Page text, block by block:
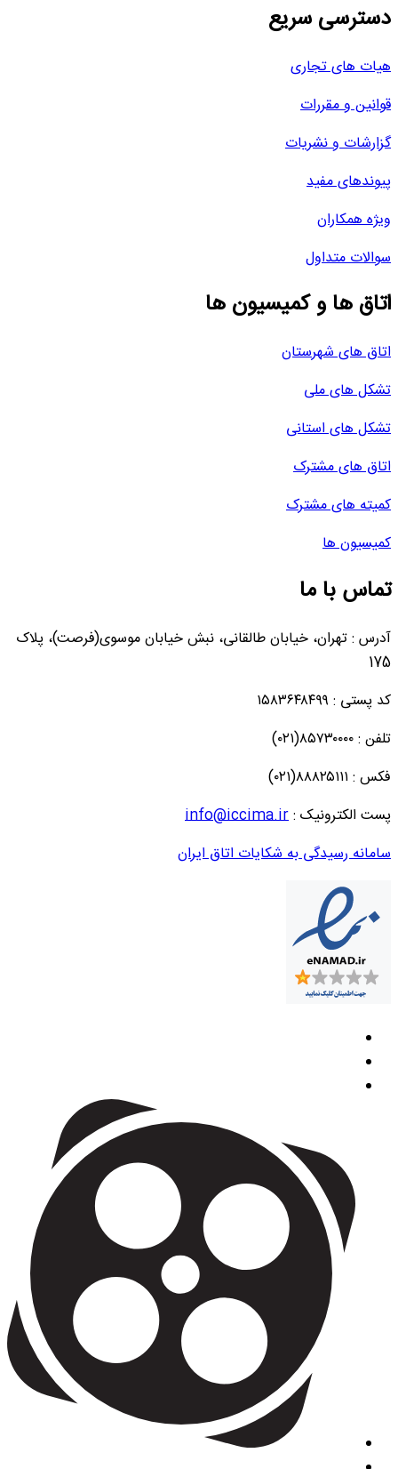
دسترسی سریع
هیات های تجاری
قوانین و مقررات
گزارشات و نشریات
پیوندهای مفید
ویژه همکاران
سوالات متداول
اتاق ها و کمیسیون ها
اتاق های شهرستان
تشکل های ملی
تشکل های استانی
اتاق های مشترک
کمیته های مشترک
کمیسیون ها
تماس با ما
آدرس : تهران، خیابان طالقانی، نبش خیابان موسوی(فرصت)، پلاک
175
کد پستی : ۱۵۸۳۶۴۸۴۹۹
تلفن : ۸۵۷۳۰۰۰۰(۰۲۱)
فکس : ۸۸۸۲۵۱۱۱(۰۲۱)
پست الکترونیک :info@iccima.ir
سامانه رسیدگی به شکایات اتاق ایران